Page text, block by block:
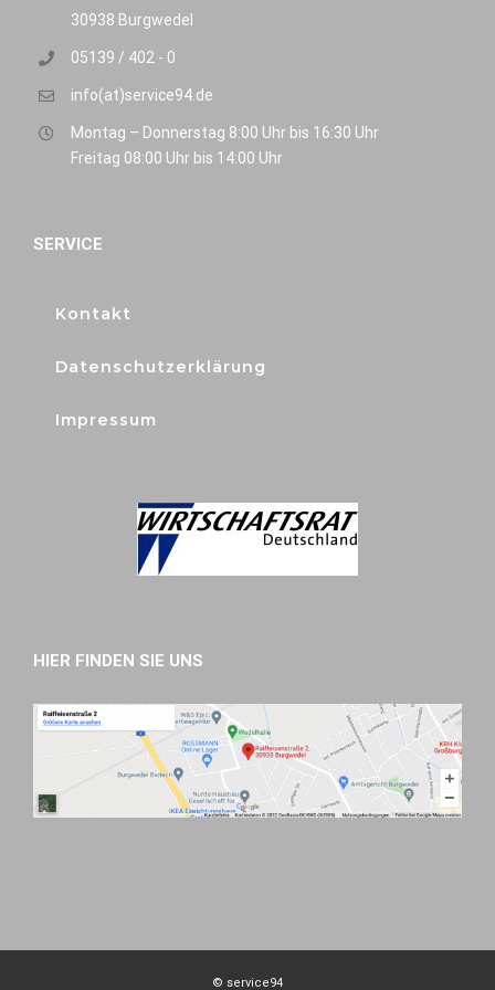
30938 Burgwedel
05139 / 402 - 0
info(at)service94.de
Montag – Donnerstag 8:00 Uhr bis 16:30 Uhr
Freitag 08:00 Uhr bis 14:00 Uhr
SERVICE
Kontakt
Datenschutzerklärung
Impressum
HIER FINDEN SIE UNS
© service94